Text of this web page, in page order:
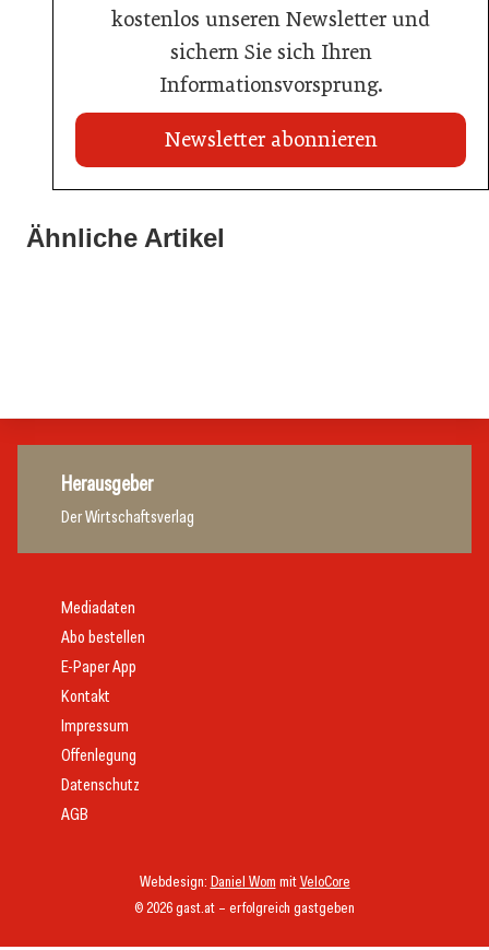
kostenlos unseren Newsletter und
sichern Sie sich Ihren
Informationsvorsprung.
Newsletter abonnieren
Ähnliche Artikel
War die Fußball-WM 2026 für Ihren Betrieb ein
21. Juli 2026
Stipendium für Nachwuchstalent in der Wiener
Herausgeber
Der Wirtschaftsverlag
© 2026 gast.at – erfolgreich gastgeben
Webdesign: Daniel Wom mitVeloCore
Mediadaten
Abo bestellen
E-Paper App
Kontakt
Impressum
Offenlegung
Datenschutz
AGB